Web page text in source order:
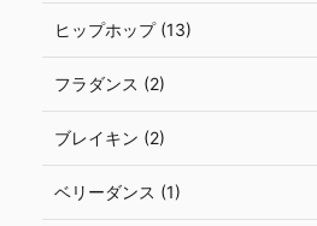
ヒップホップ (13)
フラダンス (2)
ブレイキン (2)
ベリーダンス (1)